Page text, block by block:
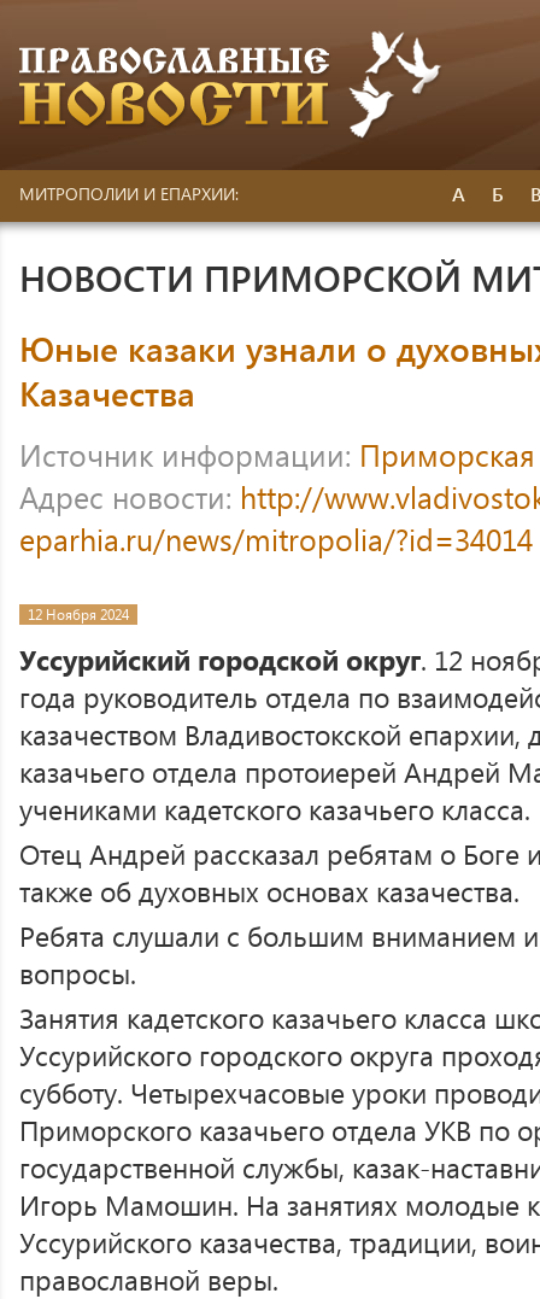
МИТРОПОЛИИ И ЕПАРХИИ: А Б
НОВОСТИ ПРИМОРСКОЙ
Юные казаки узнали о
Казачества
Источник информации:
Адрес новости: http://
eparhia.ru/news/mitropolia/?id=34014
12 Ноября 2024
Уссурийский городской округ. 12
года руководитель отдела по
казачеством Владивостокской
казачьего отдела протоиерей Андрей
учениками кадетского казачьего класса.
Отец Андрей рассказал ребятам о
также об духовных основах казачества.
Ребята слушали с большим вниманием
вопросы.
Занятия кадетского казачьего класса
Уссурийского городского округа
субботу. Четырехчасовые уроки
Приморского казачьего отдела УКВ по
государственной службы, казак-
Игорь Мамошин. На занятиях молодые
Уссурийского казачества, традиции,
православной веры.